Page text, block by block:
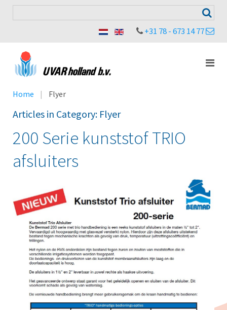
+31 78 - 673 14 77
Home Flyer
Articles in Category: Flyer
200 Serie kunststof TRIO
afsluiters